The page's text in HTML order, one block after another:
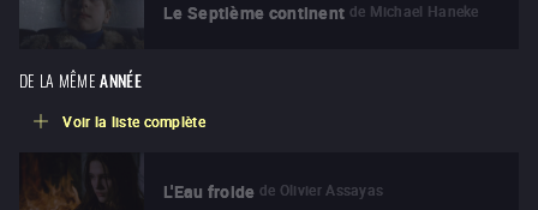
Le Septième continent de Michael Haneke
DE LA MÊME ANNÉE
Voir la liste complète
L'Eau froide de Olivier Assayas